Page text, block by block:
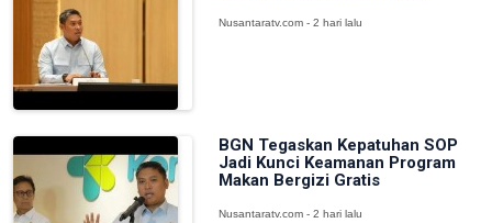
Nusantaratv.com - 2 hari lalu
BGN Tegaskan Kepatuhan SOP
Jadi Kunci Keamanan Program
Makan Bergizi Gratis
Nusantaratv.com - 2 hari lalu